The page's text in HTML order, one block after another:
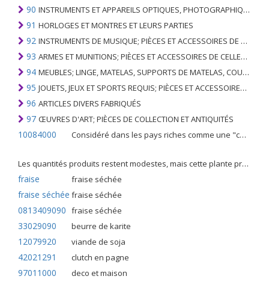
90 INSTRUMENTS ET APPAREILS OPTIQUES, PHOTOGRAPHIQUES, CINÉMATOGRAPHIQUES, DE MESURE, DE CONTRÔLE, DE MÉDECINE OU DE CHIRURGIE; PIÈCES ET ACCESSOIRES
91 HORLOGES ET MONTRES ET LEURS PARTIES
92 INSTRUMENTS DE MUSIQUE; PIÈCES ET ACCESSOIRES DE TELS ARTICLES
93 ARMES ET MUNITIONS; PIÈCES ET ACCESSOIRES DE CELLES-CI
94 MEUBLES; LINGE, MATELAS, SUPPORTS DE MATELAS, COUSSINS ET AMEUBLEMENT SIMILAIRE FARCI; LAMPES ET RACCORDS D'ÉCLAIRAGE, N.E.C .; SIGNES LUMINEUSES, PLAQUES DE NOMS LUMINEUSES ET SIMILAIRES; BÂTIMENTS PRÉFABRIQUÉS
95 JOUETS, JEUX ET SPORTS REQUIS; PIÈCES ET ACCESSOIRES DE CELLES-CI
96 ARTICLES DIVERS FABRIQUÉS
97 ŒUVRES D'ART; PIÈCES DE COLLECTION ET ANTIQUITÉS
10084000 Considéré dans les pays riches comme une "céréale mineure", le fonio blanc est une graminée de la famille des poaceae cultivée pour ses graines dans certaines régions d'Afrique.
Les quantités produits restent modestes, mais cette plante présente malgré tout de nombreuses qualités. Elle est utilisé dans l'alimentation humaine et entre dans la préparation de nombreuses recettes traditionnelles africaines comme le couscous, la bouillie, les boulettes, les beignets et même le pain.
fraise fraise séchée
fraise séchée fraise séchée
0813409090 fraise séchée
33029090 beurre de karite
12079920 viande de soja
42021291 clutch en pagne
97011000 deco et maison